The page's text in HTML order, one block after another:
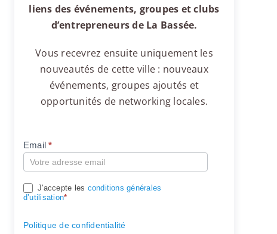
liens des événements, groupes et clubs
d’entrepreneurs de La Bassée.
Vous recevrez ensuite uniquement les
nouveautés de cette ville : nouveaux
événements, groupes ajoutés et
opportunités de networking locales.
Compte
Email*
J'accepte les conditions générales
d’utilisation*
Politique de confidentialité